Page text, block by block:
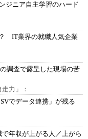
ジニア自主学習のハード
IT業界の就職人気企業
調査で露呈した現場の苦
力」：
でデータ連携」が残る
年収が上がる人／上がら